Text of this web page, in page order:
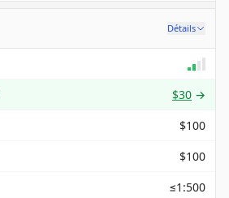
Détails
$30 →
$100
$100
≤1:500